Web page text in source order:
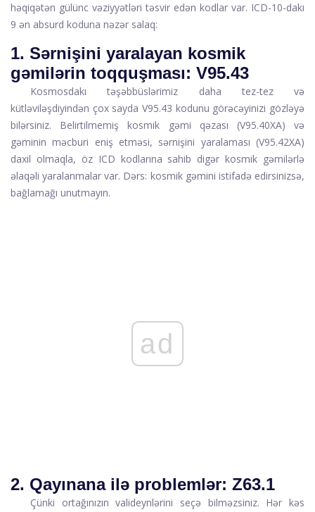
həqiqətən gülünc vəziyyətləri təsvir edən kodlar var. ICD-10-dakı
9 ən absurd koduna nəzər salaq:
1. Sərnişini yaralayan kosmik
gəmilərin toqquşması: V95.43
Kosmosdakı təşəbbüslərimiz daha tez-tez və
kütləviləşdiyindən çox sayda V95.43 kodunu görəcəyinizi gözləyə
bilərsiniz. Belirtilmemiş kosmik gəmi qəzası (V95.40XA) və
gəminin məcburi eniş etməsi, sərnişini yaralaması (V95.42XA)
daxil olmaqla, öz ICD kodlarına sahib digər kosmik gəmilərlə
əlaqəli yaralanmalar var. Dərs: kosmik gəmini istifadə edirsinizsə,
bağlamağı unutmayın.
ad
2. Qayınana ilə problemlər: Z63.1
Çünki ortağınızın valideynlərini seçə bilməzsiniz. Hər kəs